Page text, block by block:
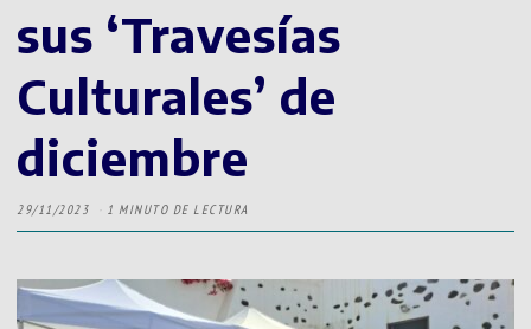
sus ‘Travesías
Culturales’ de
diciembre
29/11/2023 1 MINUTO DE LECTURA